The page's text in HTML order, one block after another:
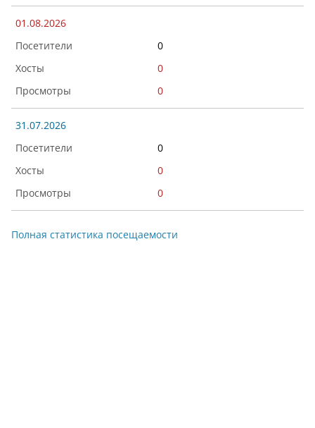
01.08.2026
0
0
0
31.07.2026
0
0
0
Полная статистика посещаемости